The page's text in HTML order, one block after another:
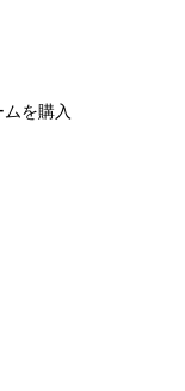
を購入